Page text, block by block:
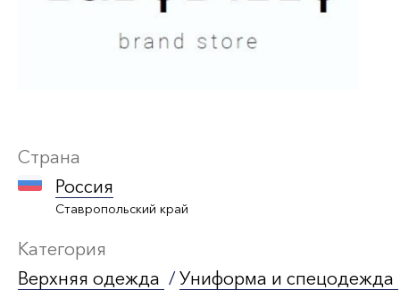
Страна
Россия
Ставропольский край
Категория
Верхняя одежда / Униформа и спецодежда